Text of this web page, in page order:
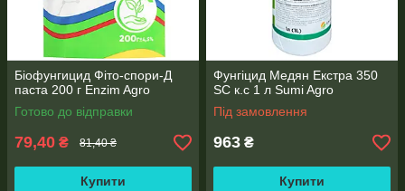
Біофунгицид Фіто-спори-Д
паста 200 г Enzim Agro
Готово до відправки
79,40 ₴ 81,40 ₴
Купити
Фунгіцид Медян Екстра 350
SC к.с 1 л Sumi Agro
Під замовлення
963 ₴
Купити